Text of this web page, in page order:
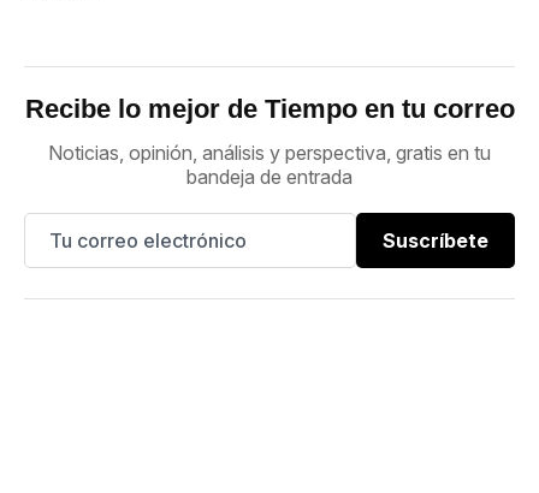
Recibe lo mejor de Tiempo en tu correo
Noticias, opinión, análisis y perspectiva, gratis en tu
bandeja de entrada
Suscríbete